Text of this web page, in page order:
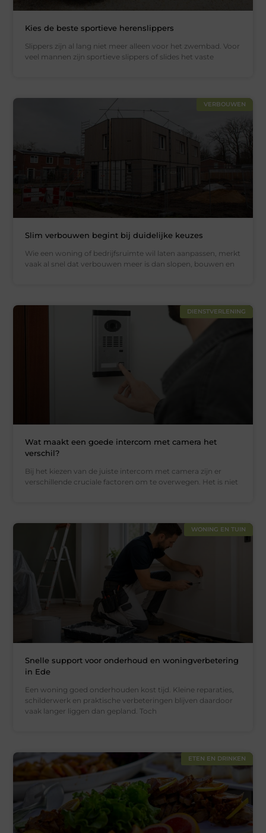
Kies de beste sportieve herenslippers
Slippers zijn al lang niet meer alleen voor het zwembad. Voor
veel mannen zijn sportieve slippers of slides het vaste
VERBOUWEN
Slim verbouwen begint bij duidelijke keuzes
Wie een woning of bedrijfsruimte wil laten aanpassen, merkt
vaak al snel dat verbouwen meer is dan slopen, bouwen en
DIENSTVERLENING
Wat maakt een goede intercom met camera het
verschil?
Bij het kiezen van de juiste intercom met camera zijn er
verschillende cruciale factoren om te overwegen. Het is niet
WONING EN TUIN
Snelle support voor onderhoud en woningverbetering
in Ede
Een woning goed onderhouden kost tijd. Kleine reparaties,
schilderwerk en praktische verbeteringen blijven daardoor
vaak langer liggen dan gepland. Toch
ETEN EN DRINKEN